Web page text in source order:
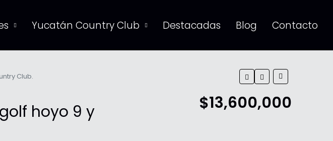
Yucatán Country Club Destacadas Blog Contacto
Club.
hoyo 9 y
$13,600,000